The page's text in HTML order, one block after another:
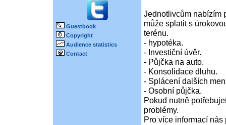
Guestbook
Copyright
Audience statistics
Contact
Jednotlivcům nabízím
může splatit s
terénu.
- hypotéka.
- Investiční úvěr.
- Půjčka na auto.
- Konsolidace dluhu.
- Splácení dalších
- Osobní půjčka.
Pokud nutně
problémy.
Pro více informací nás